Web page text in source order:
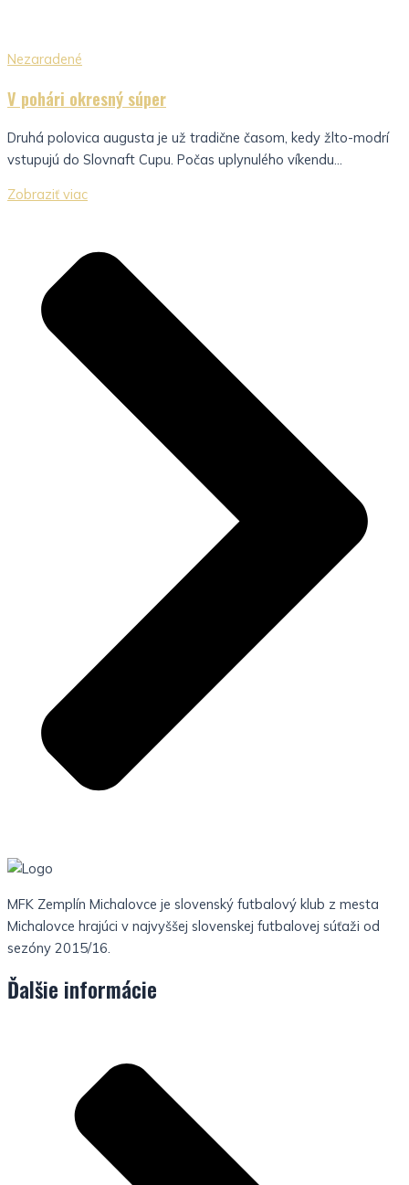
Nezaradené
V pohári okresný súper
Druhá polovica augusta je už tradične časom, kedy žlto-modrí
vstupujú do Slovnaft Cupu. Počas uplynulého víkendu...
Zobraziť viac
MFK Zemplín Michalovce je slovenský futbalový klub z mesta
Michalovce hrajúci v najvyššej slovenskej futbalovej súťaži od
sezóny 2015/16.
Ďalšie informácie